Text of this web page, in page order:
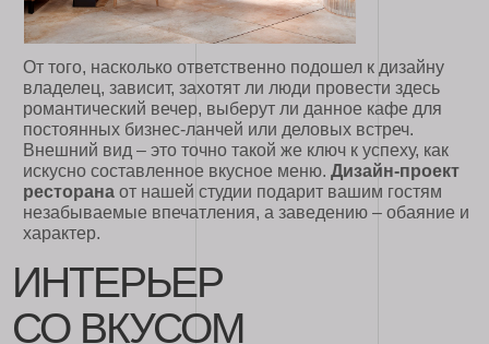
ИНТЕРЬЕР
СО ВКУСОМ
От того, насколько ответственно подошел к дизайну
владелец, зависит, захотят ли люди провести здесь
романтический вечер, выберут ли данное кафе для
постоянных бизнес-ланчей или деловых встреч.
Внешний вид – это точно такой же ключ к успеху, как
искусно составленное вкусное меню. Дизайн-проект
ресторанаот нашей студии подарит вашим гостям
незабываемые впечатления, а заведению – обаяние и
характер.
Чтобы создать интерьер, который будет привлекать
гостей, достаточно обратится к нам – все будет сделано
согласно требованиям заказчика, даже если задача